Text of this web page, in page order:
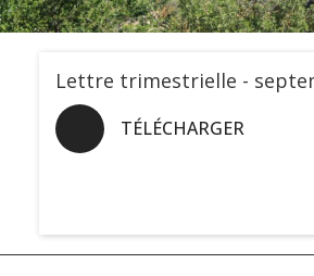
Lettre trimestrielle -
TÉLÉCHARGER